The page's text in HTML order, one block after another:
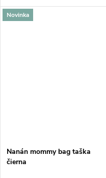
praktickú tašku na každodennú
nosenie, ktoré sa zmestí do
Novinka
Nanán mommy bag taška
čierna